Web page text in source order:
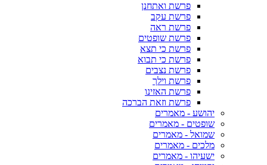
פרשת ואתחנן
פרשת עקב
פרשת ראה
פרשת שופטים
פרשת כי תצא
פרשת כי תבוא
פרשת נצבים
פרשת וילך
פרשת האזינו
פרשת וזאת הברכה
יהושע - מאמרים
שופטים - מאמרים
שמואל - מאמרים
מלכים - מאמרים
ישעיהו - מאמרים